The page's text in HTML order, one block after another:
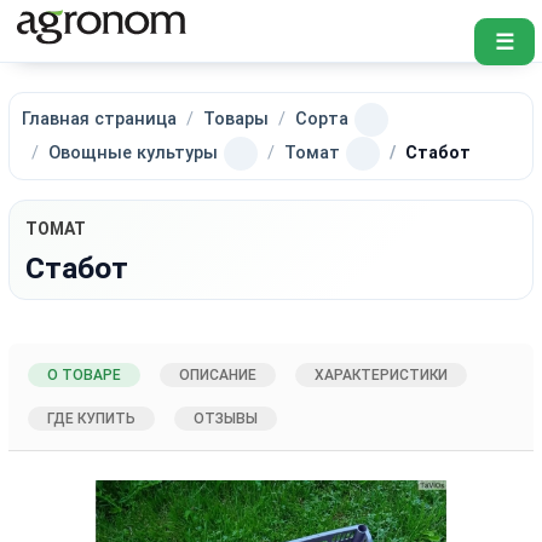
☰
Главная страница Товары
Сорта
Овощные культуры
Томат Стабот
ТОМАТ
Стабот
О ТОВАРЕ ОПИСАНИЕ ХАРАКТЕРИСТИКИ
ГДЕ КУПИТЬ ОТЗЫВЫ